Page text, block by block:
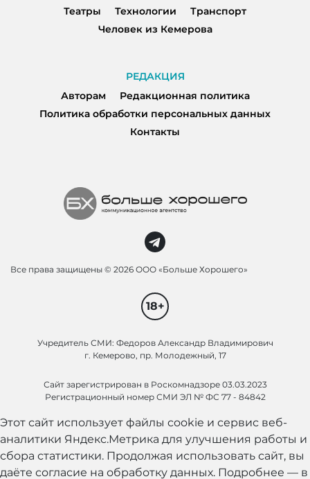
Театры
Технологии
Транспорт
Человек из Кемерова
РЕДАКЦИЯ
Авторам
Редакционная политика
Политика обработки персональных данных
Контакты
Все права защищены © 2026 ООО «Больше Хорошего»
18+
Учредитель СМИ: Федоров Александр Владимирович
г. Кемерово, пр. Молодежный, 17
Сайт зарегистрирован в Роскомнадзоре 03.03.2023
Регистрационный номер СМИ ЭЛ № ФС 77 - 84842
Этот сайт использует файлы cookie и сервис веб-
аналитики Яндекс.Метрика для улучшения работы и
сбора статистики. Продолжая использовать сайт, вы
даёте согласие на обработку данных. Подробнее — в